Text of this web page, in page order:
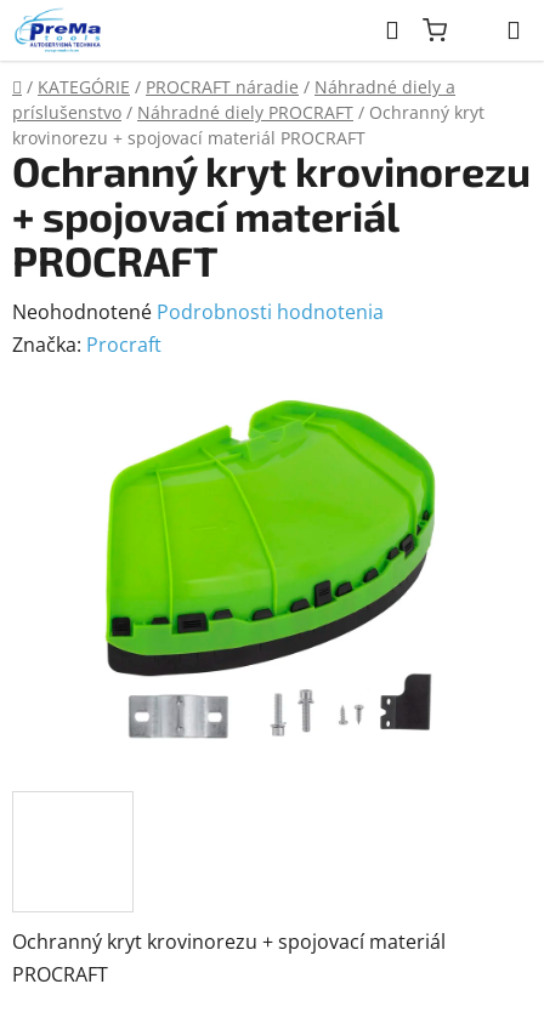
Prejsť
na
obsah
Hľadať
Domov
/ KATEGÓRIE / PROCRAFT náradie / Náhradné diely a
príslušenstvo / Náhradné diely PROCRAFT / Ochranný kryt
krovinorezu + spojovací materiál PROCRAFT
Ochranný kryt krovinorezu + spojovací materiál
PROCRAFT
Ochranný kryt krovinorezu
+ spojovací materiál
PROCRAFT
Priemerné
hodnotenie
hviezdičiek.
Neohodnotené Podrobnosti hodnotenia
Značka: Procraft